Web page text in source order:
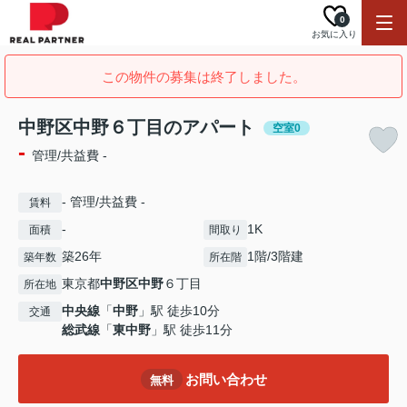
お気に入り
0
この物件の募集は終了しました。
中野区中野６丁目のアパート 空室0
- 管理/共益費 -
賃料 - 管理/共益費 -
面積 - 間取り 1K
築年数 築26年 所在階 1階/3階建
所在地 東京都中野区中野６丁目
交通 中央線 「中野 」駅 徒歩10分
総武線 「東中野 」駅 徒歩11分
無料 お問い合わせ